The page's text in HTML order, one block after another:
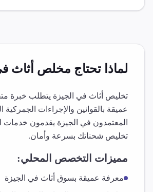
لماذا تحتاج مخلص أثاث
تخليص أثاث في الجيزة يتطلب خبرة
عميقة بالقوانين والإجراءات الجمركية
المعتمدون في الجيزة يقدمون خدمات
تخليص شحناتك بسرعة وأمان.
مميزات التخصص المحلي:
معرفة عميقة بسوق أثاث في الجيزة